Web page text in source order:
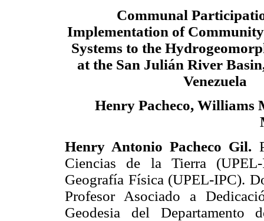
Communal
Implementation of
Systems to the
at the San Julián River
Venezuela
Henry Pacheco, Williams
Henry Antonio Pacheco Gil.
Ciencias de la Tierra
Geografía Física (UPEL-IPC).
Profesor Asociado a
Geodesia del